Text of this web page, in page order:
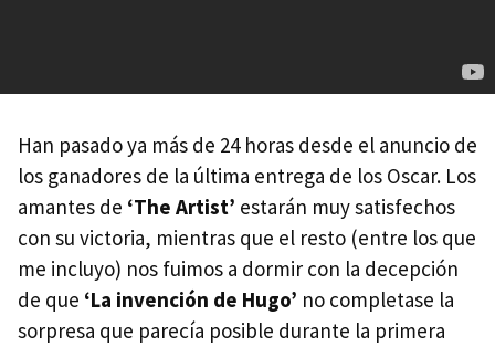
Han pasado ya más de 24 horas desde el anuncio de
los ganadores de la última entrega de los Oscar. Los
amantes de ‘The Artist’ estarán muy satisfechos
con su victoria, mientras que el resto (entre los que
me incluyo) nos fuimos a dormir con la decepción
de que ‘La invención de Hugo’ no completase la
sorpresa que parecía posible durante la primera